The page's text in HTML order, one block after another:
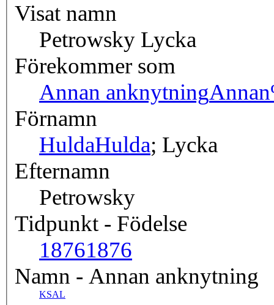
Visat namn
Petrowsky Lycka
Förekommer som
Annan anknytning
Förnamn
HuldaHulda; Lycka
Efternamn
Petrowsky
Tidpunkt - Födelse
18761876
Namn - Annan anknytning
KSAL